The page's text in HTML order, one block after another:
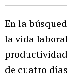
En la
la vida
de cuatro